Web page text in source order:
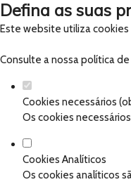
Defina as suas
Este website utiliza
Consulte a nossapolítica de
Cookies necessários
Os cookies
Cookies Analíticos
Os cookies analíticos